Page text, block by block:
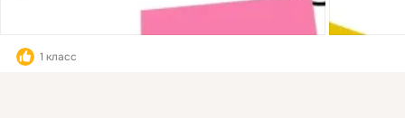
1 класс